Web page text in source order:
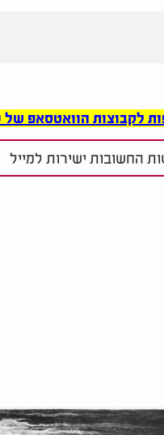
הוואטסאפ של ערוץ
החשובות ישירות למייל